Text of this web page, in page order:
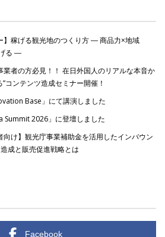
】稼げる観光地のつくり方 ― 商品力×地域
る ―
業者の方必見！！ 在日外国人のリアルな本音か
コンテンツ造成セミナー開催！
Base」にて講演しました
Summit 2026」に登壇しました
向け】観光庁事業補助金を活用したインバウン
成と販売促進戦略とは
Facebook